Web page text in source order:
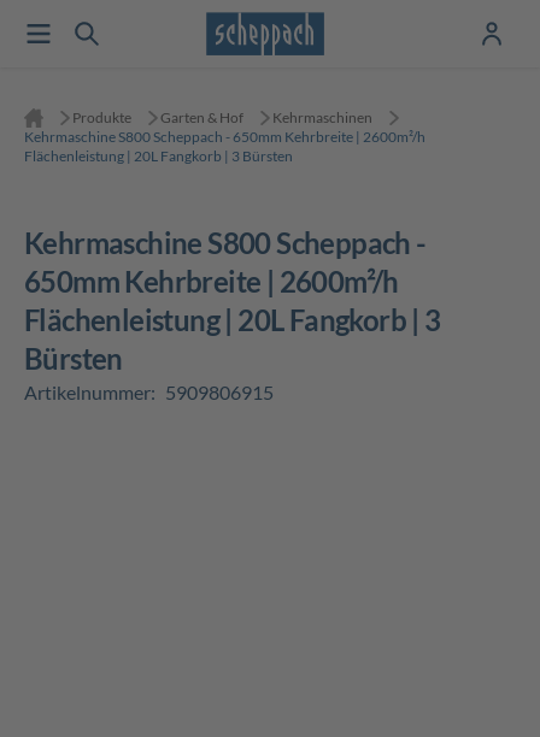
Produkte Garten & Hof
Kehrmaschinen
Kehrmaschine S800 Scheppach - 650mm Kehrbreite | 2600m²/h
Flächenleistung | 20L Fangkorb | 3 Bürsten
Kehrmaschine S800 Scheppach -
650mm Kehrbreite | 2600m²/h
Flächenleistung | 20L Fangkorb | 3
Bürsten
Artikelnummer: 5909806915